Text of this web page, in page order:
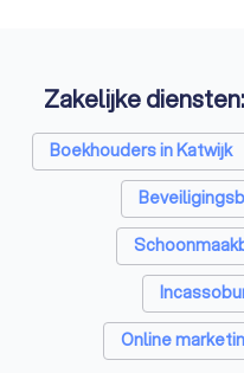
Zakelijke
Boekhouders in Katwijk
Online